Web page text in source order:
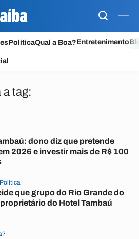
PolíticaQual a Boa?Entretenimento
a tag:
dono diz que pretende
2026 e investir mais de R$ 100
que grupo do Rio Grande do
do Hotel Tambaú